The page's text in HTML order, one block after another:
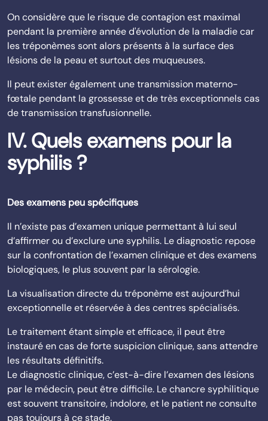
On considère que le risque de contagion est maximal
pendant la première année d'évolution de la maladie car
les tréponèmes sont alors présents à la surface des
lésions de la peau et surtout des muqueuses.
Il peut exister également une transmission materno-
fœtale pendant la grossesse et de très exceptionnels cas
de transmission transfusionnelle.
IV. Quels examens pour la
syphilis ?
Des examens peu spécifiques
Il n’existe pas d’examen unique permettant à lui seul
d’affirmer ou d’exclure une syphilis. Le diagnostic repose
sur la confrontation de l’examen clinique et des examens
biologiques, le plus souvent par la sérologie.
La visualisation directe du tréponème est aujourd’hui
exceptionnelle et réservée à des centres spécialisés.
Le traitement étant simple et efficace, il peut être
instauré en cas de forte suspicion clinique, sans attendre
les résultats définitifs.
Le diagnostic clinique, c’est-à-dire l’examen des lésions
par le médecin, peut être difficile. Le chancre syphilitique
est souvent transitoire, indolore, et le patient ne consulte
pas toujours à ce stade.